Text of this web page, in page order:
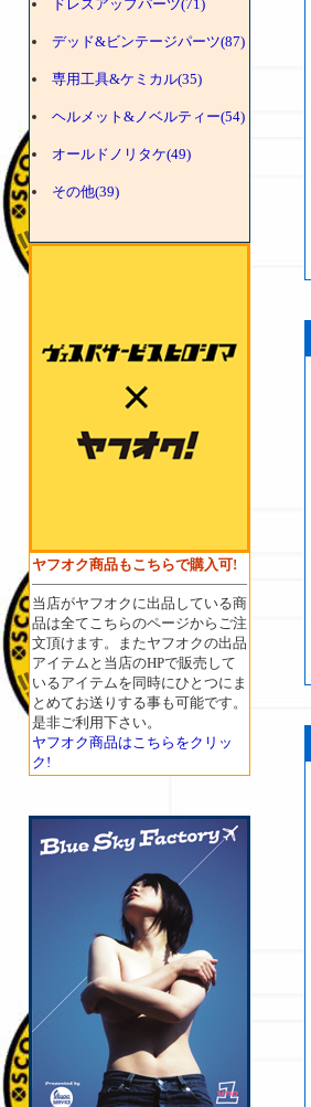
ドレスアップパーツ(71)
デッド&ビンテージパーツ(87)
専用工具&ケミカル(35)
ヘルメット&ノベルティー(54)
オールドノリタケ(49)
その他(39)
ヤフオク商品もこちらで購入可!
当店がヤフオクに出品している商
品は全てこちらのページからご注
文頂けます。またヤフオクの出品
アイテムと当店のHPで販売して
いるアイテムを同時にひとつにま
とめてお送りする事も可能です。
是非ご利用下さい。
ヤフオク商品はこちらをクリッ
ク!